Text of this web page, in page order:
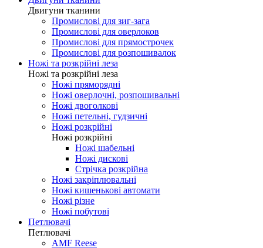
Двигуни тканини
Промислові для зиг-зага
Промислові для оверлоков
Промислові для прямострочек
Промислові для розпошивалок
Ножі та розкрійні леза
Ножі та розкрійні леза
Ножі пряморядні
Ножі оверлочні, розпошивальні
Ножі двоголкові
Ножі петельні, гудзичні
Ножі розкрійні
Ножі розкрійні
Ножі шабельні
Ножі дискові
Стрічка розкрійна
Ножі закріплювальні
Ножі кишенькові автомати
Ножі різне
Ножі побутові
Петлювачі
Петлювачі
AMF Reese